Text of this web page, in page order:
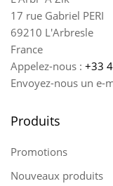
17 rue Gabriel PERI
69210 L'Arbresle
France
Appelez-nous : +33
Envoyez-nous un e-
Produits
Promotions
Nouveaux produits